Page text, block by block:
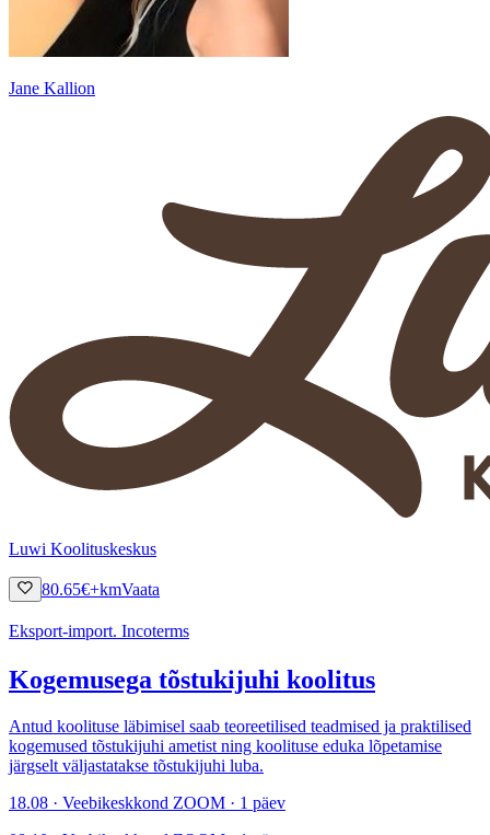
Jane Kallion
Luwi Koolituskeskus
80.65€+kmVaata
Eksport-import. Incoterms
Kogemusega tõstukijuhi koolitus
Antud koolituse läbimisel saab teoreetilised teadmised ja praktilised
kogemused tõstukijuhi ametist ning koolituse eduka lõpetamise
järgselt väljastatakse tõstukijuhi luba.
18.08 · Veebikeskkond ZOOM · 1 päev